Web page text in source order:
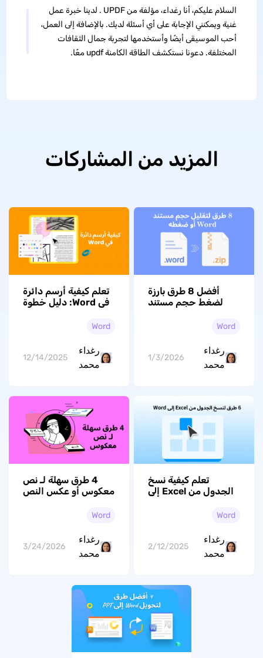
السلام عليكم، أنا رغداء، مؤلفة من UPDF . لدينا خبرة عمل
غنية ويمكنني الإجابة على أي أسئلة لديك. بالإضافة إلى العمل،
أحب الموسيقى أيضًا وأستخدمها لتجربة جمال الثقافات
المختلفة. دعونا نستكشف الطاقة الكامنة updf معًا.
المزيد من المشاركات
أفضل 8 طرق بارزة
لضغط حجم مستند
Word
رغداء
محمد
1/3/2026
تعلم كيفية أرسم دائرة
في Word: دليل خطوة
النصوص والصور فيWord
رغداء
محمد
12/14/2025
تعلم كيفية نسخ
الجدول من Excel إلى
Word
رغداء
محمد
2/12/2025
4 طرق سهلة لـ نص
معكوس أو عكس النص
Word
رغداء
محمد
3/24/2026